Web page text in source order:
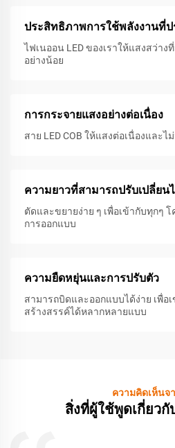
ประสิทธิภาพการใช้พลังงานที่
ไฟเนออน LED ของเราให้แสงสว่า
อย่างน้อย
การกระจายแสงอย่างต่อเนื่อง
สาย LED COB ให้แสงต่อเนื่องและไ
ความยาวที่สามารถปรับเปลี่ยน
ตัดและขยายง่าย ๆ เพื่อเข้ากับทุกๆ
การออกแบบ
ความยืดหยุ่นและการปรับตัว
สามารถบิดและออกแบบได้ง่าย เพื่อ
สร้างสรรค์ได้หลากหลายแบบ
ความคิดเห็นจ
สิ่งที่ผู้ใช้พูดเกี่ยวกั